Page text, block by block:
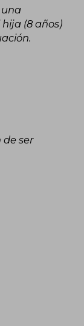
una
(8 años)
de ser